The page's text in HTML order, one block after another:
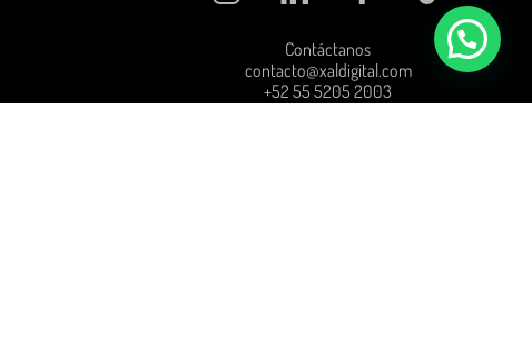
Contáctanos
contacto@xaldigital.com
+52 55 5205 2003